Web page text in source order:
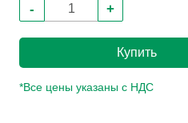
- +
Купить
*Все цены указаны с НДС